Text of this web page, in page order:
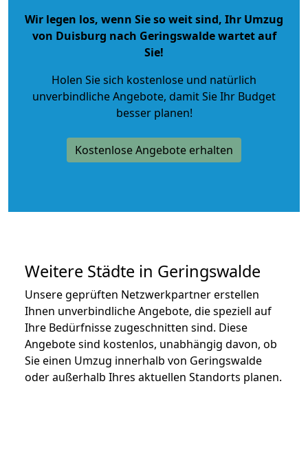
Wir legen los, wenn Sie so weit sind, Ihr Umzug
von Duisburg nach Geringswalde wartet auf
Sie!
Holen Sie sich kostenlose und natürlich
unverbindliche Angebote, damit Sie Ihr Budget
besser planen!
Kostenlose Angebote erhalten
Weitere Städte in Geringswalde
Unsere geprüften Netzwerkpartner erstellen
Ihnen unverbindliche Angebote, die speziell auf
Ihre Bedürfnisse zugeschnitten sind. Diese
Angebote sind kostenlos, unabhängig davon, ob
Sie einen Umzug innerhalb von Geringswalde
oder außerhalb Ihres aktuellen Standorts planen.